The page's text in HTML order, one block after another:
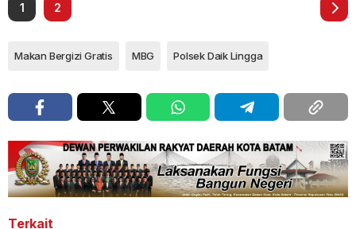
1 2
Makan Bergizi Gratis MBG Polsek Daik Lingga
Terkait